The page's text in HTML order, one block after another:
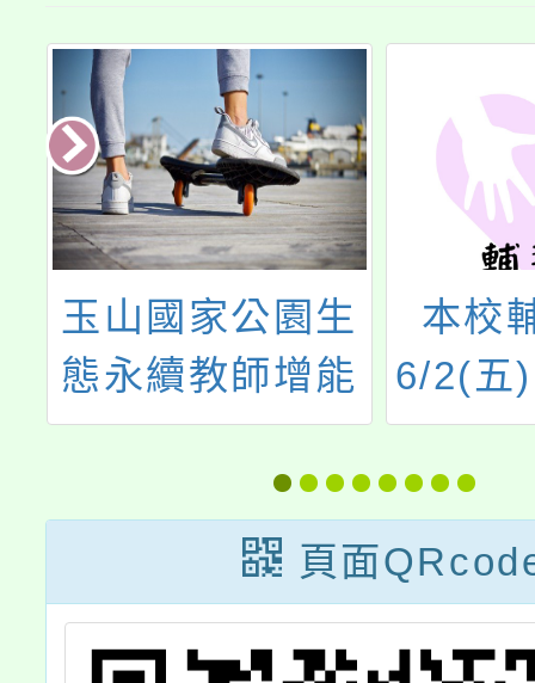
玉山國家公園生
態永續教師增能
工作坊說明會
本校
6/2(五
親職
「父
與情
歡迎
師、
頁面